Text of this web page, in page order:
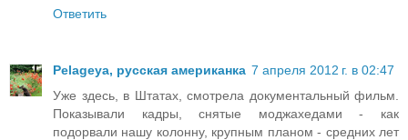
Ответить
Pelageya, русская американка 7 апреля 2012 г. в 02:47
Уже здесь, в Штатах, смотрела документальный фильм.
Показывали кадры, снятые моджахедами - как
подорвали нашу колонну, крупным планом - средних лет